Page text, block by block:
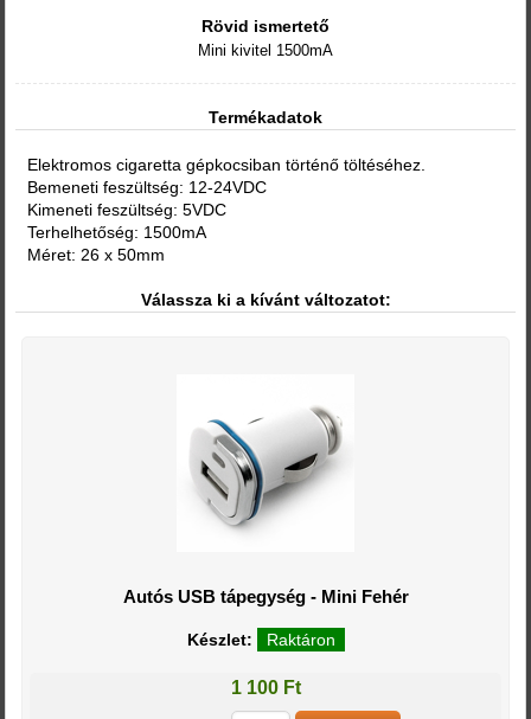
Rövid ismertető
Mini kivitel 1500mA
Termékadatok
Elektromos cigaretta gépkocsiban történő töltéséhez.
Bemeneti feszültség: 12-24VDC
Kimeneti feszültség: 5VDC
Terhelhetőség: 1500mA
Méret: 26 x 50mm
Válassza ki a kívánt változatot:
Autós USB tápegység - Mini Fehér
Készlet: Raktáron
1 100 Ft